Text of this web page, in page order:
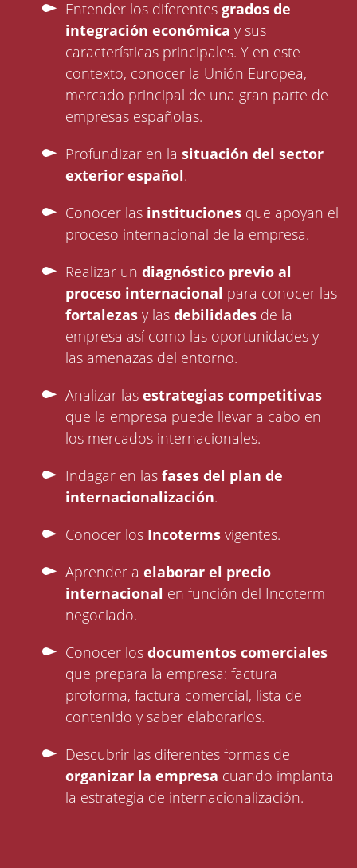
Entender los diferentesgrados de
integración económica y sus
características principales. Y en este
contexto, conocer la Unión Europea,
mercado principal de una gran parte de
empresas españolas.
Profundizar en lasituación del sector
exterior español.
Conocer las instituciones que apoyan el
proceso internacional de la empresa.
Realizar undiagnóstico previo al
proceso internacional para conocer las
fortalezasy lasdebilidades de la
empresa así como las oportunidades y
las amenazas del entorno.
Analizar lasestrategias competitivas
que la empresa puede llevar a cabo en
los mercados internacionales.
Indagar en lasfases del plan de
internacionalización.
Conocer los Incotermsvigentes.
Aprender aelaborar el precio
internacional en función del Incoterm
negociado.
Conocer losdocumentos comerciales
que prepara la empresa: factura
proforma, factura comercial, lista de
contenido y saber elaborarlos.
Descubrir las diferentes formas de
organizar la empresa cuando implanta
la estrategia de internacionalización.